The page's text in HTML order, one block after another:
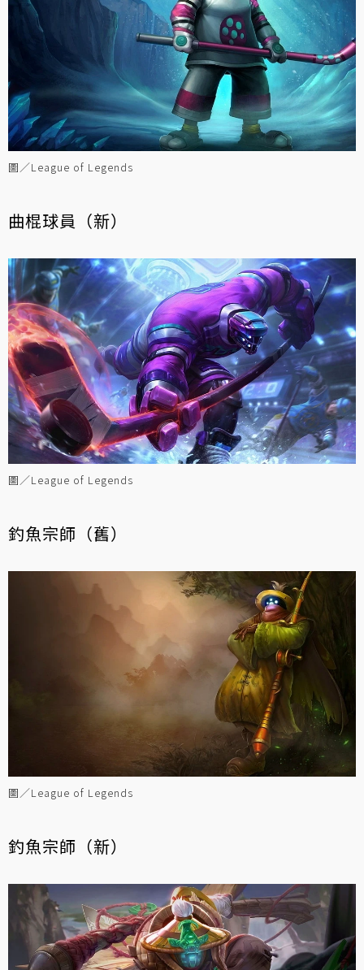
圖／League of Legends
曲棍球員（新）
圖／League of Legends
釣魚宗師（舊）
圖／League of Legends
釣魚宗師（新）